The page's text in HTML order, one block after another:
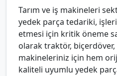
Tarım ve iş makineleri
yedek parça tedariki,
etmesi için kritik öneme
olarak traktör,
makineleriniz için hem
kaliteli uyumlu yedek